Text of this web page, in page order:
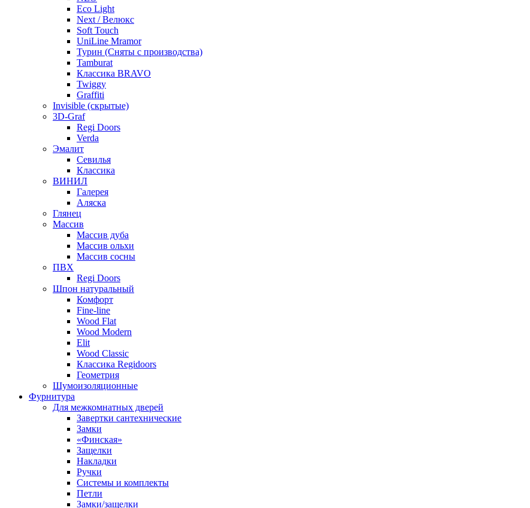
Eco Light
Next / Велюкс
Soft Touch
UniLine Mramor
Турин (Сняты с производства)
Tamburat
Классика BRAVO
Twiggy
Graffiti
Invisible (скрытые)
3D-Graf
Regi Doors
Verda
Эмалит
Севилья
Классика
ВИНИЛ
Галерея
Аляска
Глянец
Массив
Массив дуба
Массив ольхи
Массив сосны
ПВХ
Regi Doors
Шпон натуральный
Комфорт
Fine-line
Wood Flat
Wood Modern
Elit
Wood Classic
Классика Regidoors
Геометрия
Шумоизоляционные
Фурнитура
Для межкомнатных дверей
Завертки сантехнические
Замки
«Финская»
Защелки
Накладки
Ручки
Системы и комплекты
Петли
Замки/защелки